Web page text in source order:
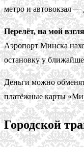
метро и автовокзал —
Перелёт, на мой
Аэропорт Минска
остановку у
Деньги можно
платёжные карты
Городской